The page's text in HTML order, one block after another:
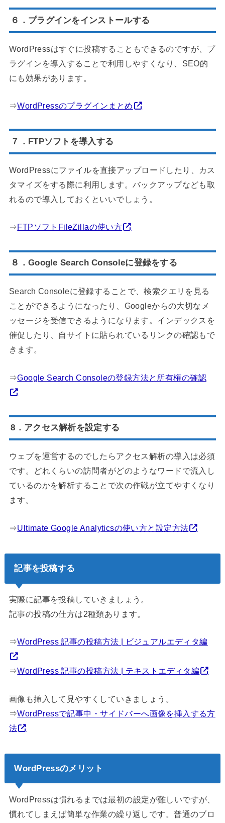
６．プラグインをインストールする
WordPressはすぐに投稿することもできるのですが、プ
ラグインを導入することで利用しやすくなり、SEO的
にも効果があります。
⇒WordPressのプラグインまとめ
７．FTPソフトを導入する
WordPressにファイルを直接アップロードしたり、カス
タマイズをする際に利用します。バックアップなども取
れるので導入しておくといいでしょう。
⇒FTPソフトFileZillaの使い方
８．Google Search Consoleに登録をする
Search Consoleに登録することで、検索クエリを見る
ことができるようになったり、Googleからの大切なメ
ッセージを受信できるようになります。インデックスを
催促したり、自サイトに貼られているリンクの確認もで
きます。
⇒Google Search Consoleの登録方法と所有権の確認
8．アクセス解析を設定する
ウェブを運営するのでしたらアクセス解析の導入は必須
です。どれくらいの訪問者がどのようなワードで流入し
ているのかを解析することで次の作戦が立てやすくなり
ます。
⇒Ultimate Google Analyticsの使い方と設定方法
記事を投稿する
実際に記事を投稿していきましょう。
記事の投稿の仕方は2種類あります。
⇒WordPress 記事の投稿方法 | ビジュアルエディタ編
⇒WordPress 記事の投稿方法 | テキストエディタ編
画像も挿入して見やすくしていきましょう。
⇒WordPressで記事中・サイドバーへ画像を挿入する方
法
WordPressのメリット
WordPressは慣れるまでは最初の設定が難しいですが、
慣れてしまえば簡単な作業の繰り返しです。普通のブロ